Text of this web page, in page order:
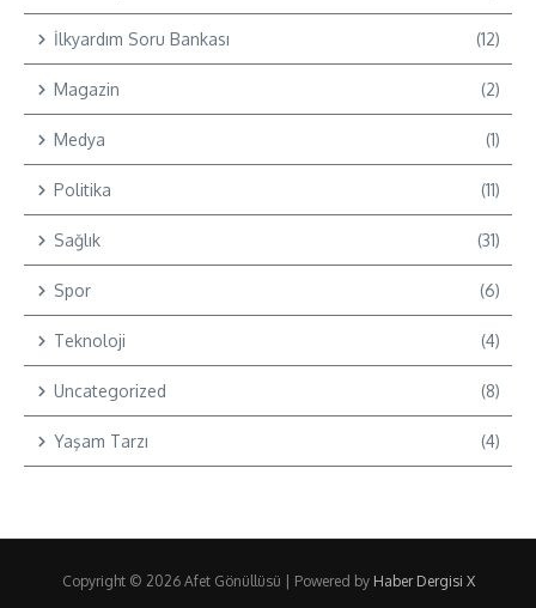
İlkyardım Soru Bankası (12)
Magazin (2)
Medya (1)
Politika (11)
Sağlık (31)
Spor (6)
Teknoloji (4)
Uncategorized (8)
Yaşam Tarzı (4)
Copyright © 2026 Afet Gönüllüsü | Powered by Haber Dergisi X